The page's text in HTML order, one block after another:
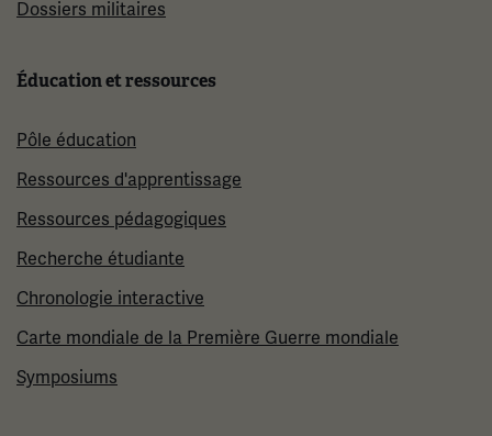
Dossiers militaires
Éducation et ressources
Pôle éducation
Ressources d'apprentissage
Ressources pédagogiques
Recherche étudiante
Chronologie interactive
Carte mondiale de la Première Guerre mondiale
Symposiums